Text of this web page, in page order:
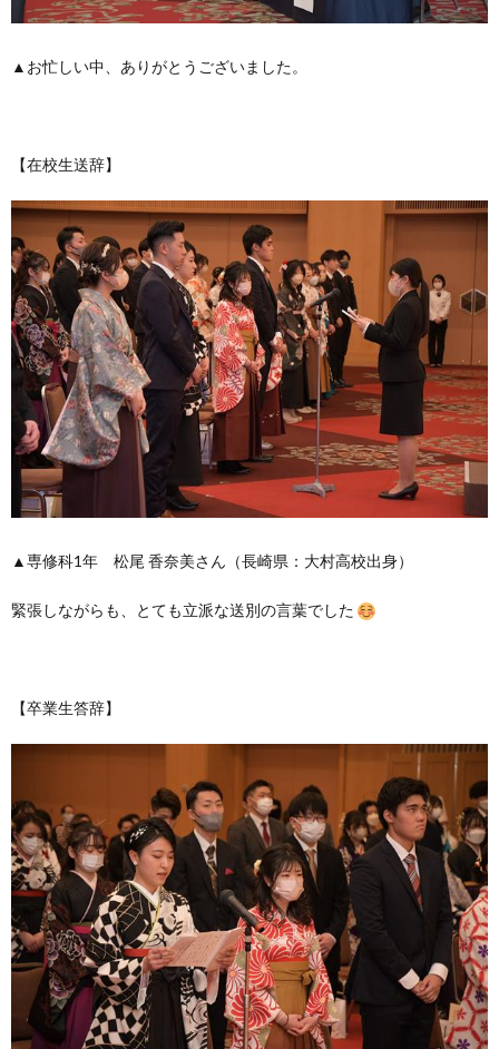
▲お忙しい中、ありがとうございました。
【在校生送辞】
▲専修科1年 松尾 香奈美さん（長崎県：大村高校出身）
緊張しながらも、とても立派な送別の言葉でした
【卒業生答辞】